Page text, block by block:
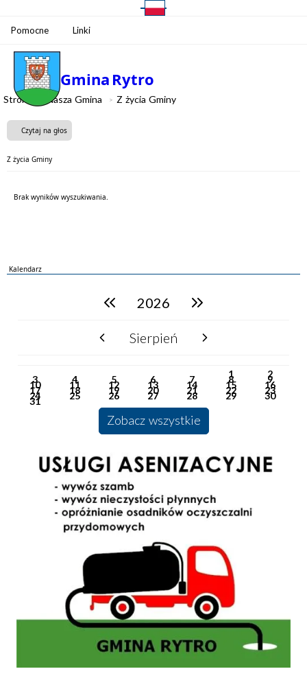
Pomocne Linki
Gmina Rytro
Strona Nasza Gmina Z życia Gminy
Czytaj na głos
Z życia Gminy
Brak wyników wyszukiwania.
Kalendarz
poprzedni rok2026 następny rok
poprzedni miesiącSierpień następny miesiąc
1 2
3 4 5 6 7 8 9
10 11 12 13 14 15 16
17 18 19 20 21 22 23
24 25 26 27 28 29 30
31
Zobacz wszystkie